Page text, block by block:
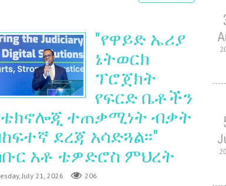
"የዋይድ ኤሪያ
ኔትወርክ
ፕሮጀክት
የፍርድ ቤቶችን
ተጠቃሚነት ብቃት
ደረጃ አሳድጓል፡፡"
አቶ ቴዎድሮስ ምህረት
July 21, 2026 206